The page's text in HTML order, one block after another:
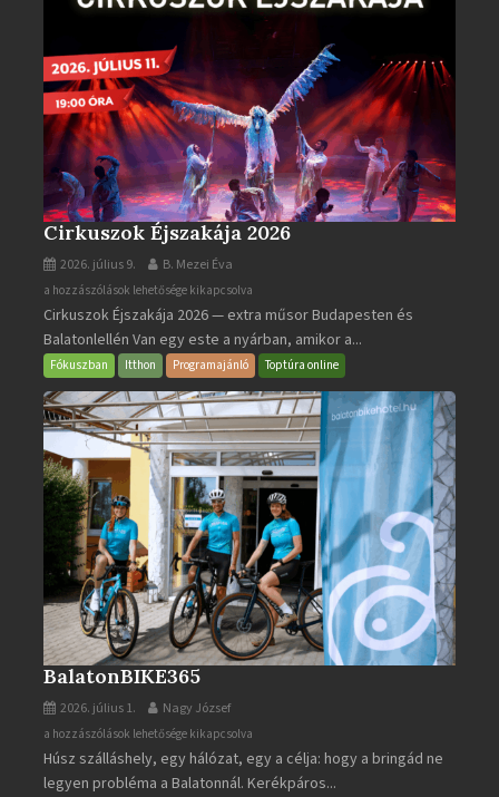
Cirkuszok Éjszakája 2026
2026. július 9. B. Mezei Éva
Cirkuszok
Éjszakája
2026
bejegyzéshez
a hozzászólások lehetősége kikapcsolva
Cirkuszok Éjszakája 2026 — extra műsor Budapesten és
Balatonlellén Van egy este a nyárban, amikor a...
Fókuszban Itthon Programajánló Toptúra online
BalatonBIKE365
2026. július 1. Nagy József
BalatonBIKE365
bejegyzéshez
a hozzászólások lehetősége kikapcsolva
Húsz szálláshely, egy hálózat, egy a célja: hogy a bringád ne
legyen probléma a Balatonnál. Kerékpáros...